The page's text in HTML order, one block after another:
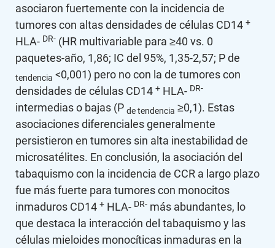
asociaron fuertemente con la incidencia de
tumores con altas densidades de células CD14 +
HLA- DR- (HR multivariable para ≥40 vs. 0
paquetes-año, 1,86; IC del 95%, 1,35-2,57; P de
tendencia <0,001) pero no con la de tumores con
densidades de células CD14 + HLA- DR-
intermedias o bajas (P de tendencia ≥0,1). Estas
asociaciones diferenciales generalmente
persistieron en tumores sin alta inestabilidad de
microsatélites. En conclusión, la asociación del
tabaquismo con la incidencia de CCR a largo plazo
fue más fuerte para tumores con monocitos
inmaduros CD14 + HLA- DR- más abundantes, lo
que destaca la interacción del tabaquismo y las
células mieloides monocíticas inmaduras en la